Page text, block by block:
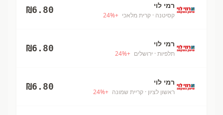
רמי לוי
קסיטנה · קרית מלאכי +
24%
₪6.80
רמי לוי
תלפיות · ירושלים +
24%
₪6.80
רמי לוי
ראשון לציון · קריית שמונה +
24%
₪6.80